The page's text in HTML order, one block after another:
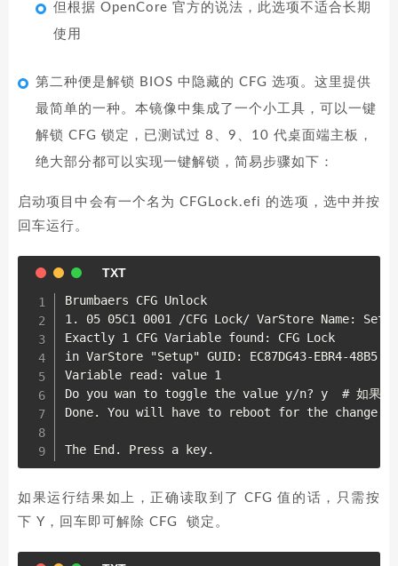
但根据 OpenCore 官方的说法，此选项不适合长期
使用
第二种便是解锁 BIOS 中隐藏的 CFG 选项。这里提供
最简单的一种。本镜像中集成了一个小工具，可以一键
解锁 CFG 锁定，已测试过 8、9、10 代桌面端主板，
绝大部分都可以实现一键解锁，简易步骤如下：
启动项目中会有一个名为 CFGLock.efi 的选项，选中并按
回车运行。
Brumbaers CFG Unlock
1. 05 05C1 0001 /CFG Lock/ VarStore Name:
Exactly 1 CFG Variable found: CFG Lock
in VarStore "Setup" GUID: EC87DG43-EBR4-
Variable read: value 1
Do you wan to toggle the value y/n? y  # 如果上一
Done. You will have to reboot for the change
如果运行结果如上，正确读取到了 CFG 值的话，只需按
下 Y，回车即可解除 CFG 锁定。